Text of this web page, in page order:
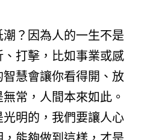
？因為人的一生不是
打擊，比如事業或感
慧會讓你看得開、放
常，人間本來如此。
明的，我們要讓人心